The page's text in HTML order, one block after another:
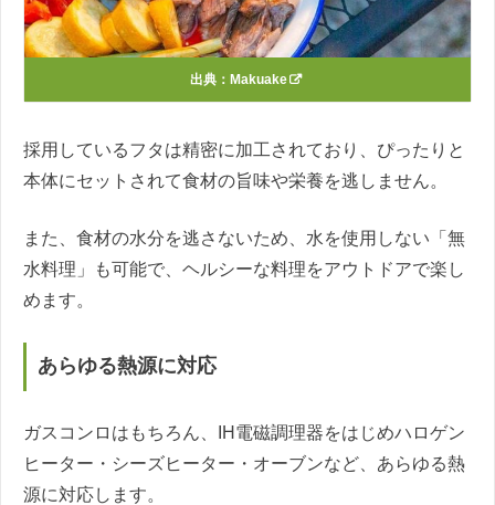
出典： Makuake
採用しているフタは精密に加工されており、ぴったりと
本体にセットされて食材の旨味や栄養を逃しません。
また、食材の水分を逃さないため、水を使用しない「無
水料理」も可能で、ヘルシーな料理をアウトドアで楽し
めます。
あらゆる熱源に対応
ガスコンロはもちろん、IH電磁調理器をはじめハロゲン
ヒーター・シーズヒーター・オーブンなど、あらゆる熱
源に対応します。